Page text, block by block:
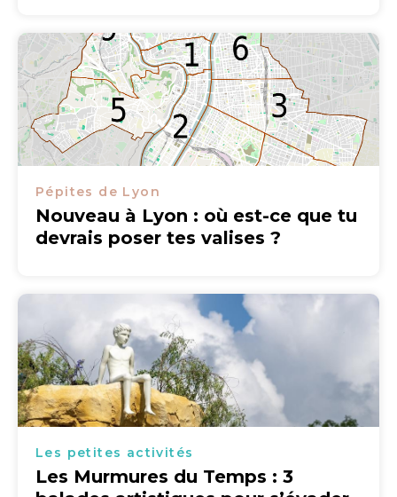
Pépites de Lyon
Nouveau à Lyon : où est-ce que tu
devrais poser tes valises ?
Les petites activités
Les Murmures du Temps : 3